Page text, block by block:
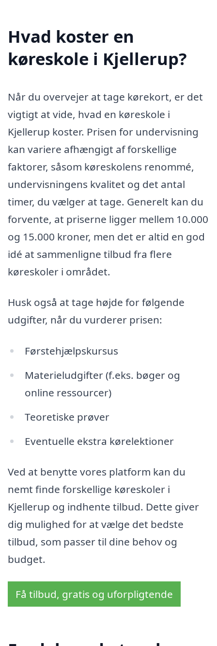
Hvad koster en
køreskole i Kjellerup?
Når du overvejer at tage kørekort, er det
vigtigt at vide, hvad en køreskole i
Kjellerup koster. Prisen for undervisning
kan variere afhængigt af forskellige
faktorer, såsom køreskolens renommé,
undervisningens kvalitet og det antal
timer, du vælger at tage. Generelt kan du
forvente, at priserne ligger mellem 10.000
og 15.000 kroner, men det er altid en god
idé at sammenligne tilbud fra flere
køreskoler i området.
Husk også at tage højde for følgende
udgifter, når du vurderer prisen:
Førstehjælpskursus
Materieludgifter (f.eks. bøger og
online ressourcer)
Teoretiske prøver
Eventuelle ekstra kørelektioner
Ved at benytte vores platform kan du
nemt finde forskellige køreskoler i
Kjellerup og indhente tilbud. Dette giver
dig mulighed for at vælge det bedste
tilbud, som passer til dine behov og
budget.
Få tilbud, gratis og uforpligtende